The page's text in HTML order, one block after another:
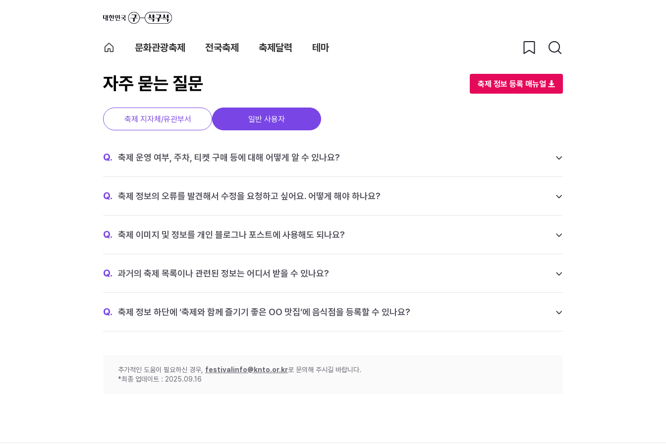
문화관광축제 전국축제 축제달력 테마
자주 묻는 질문 축제 정보 등록 매뉴얼
축제 지자체/유관부서 일반 사용자
Q. 축제 운영 여부, 주차, 티켓 구매 등에 대해 어떻게 알 수 있나요?
Q. 축제 정보의 오류를 발견해서 수정을 요청하고 싶어요. 어떻게 해야 하나요?
Q. 축제 이미지 및 정보를 개인 블로그나 포스트에 사용해도 되나요?
Q. 과거의 축제 목록이나 관련된 정보는 어디서 받을 수 있나요?
Q. 축제 정보 하단에 ‘축제와 함께 즐기기 좋은 OO 맛집’에 음식점을 등록할 수 있나요?
추가적인 도움이 필요하신 경우, festivalinfo@knto.or.kr로 문의해 주시길 바랍니다.
*최종 업데이트 : 2025.09.16